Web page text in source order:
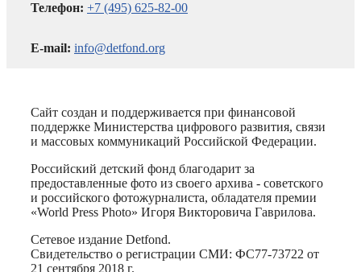
Телефон: +7 (495) 625-82-00
E-mail: info@detfond.org
Сайт создан и поддерживается при финансовой
поддержке Министерства цифрового развития, связи
и массовых коммуникаций Российской Федерации.
Российский детский фонд благодарит за
предоставленные фото из своего архива - советского
и российского фотожурналиста, обладателя премии
«World Press Photo» Игоря Викторовича Гаврилова.
Сетевое издание Detfond.
Свидетельство о регистрации СМИ: ФС77-73722 от
21 сентября 2018 г.